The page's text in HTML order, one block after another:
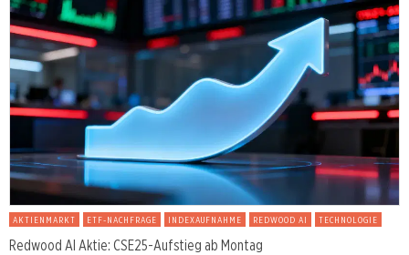
Bayer Aktie: Crop Science-EBITDA springt 30,2 Prozent
Fermi Aktie: Drei Siemens-Turbinen für Project Matador
AKTIENMARKT ETF-NACHFRAGE INDEXAUFNAHME REDWOOD AI TECHNOLOGIE
Redwood AI Aktie: CSE25-Aufstieg ab Montag